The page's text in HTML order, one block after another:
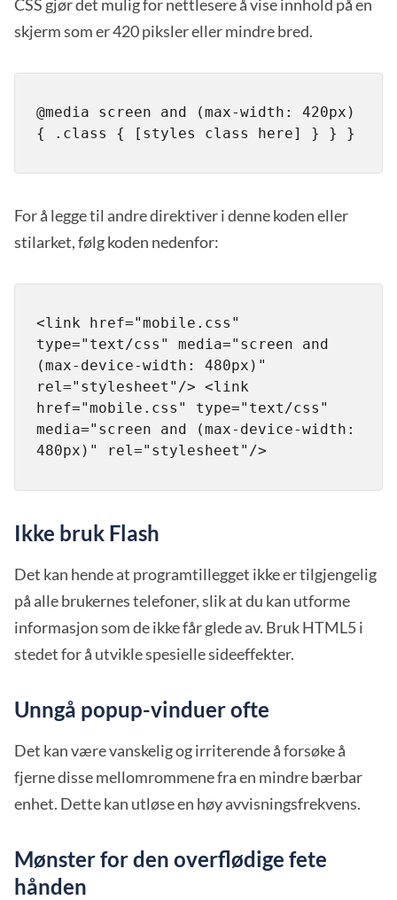
CSS gjør det mulig for nettlesere å vise innhold på en
skjerm som er 420 piksler eller mindre bred.
@media screen and (max-width: 420px)
{ .class { [styles class here] } } }
For å legge til andre direktiver i denne koden eller
stilarket, følg koden nedenfor:
<link href="mobile.css"
type="text/css" media="screen and
(max-device-width: 480px)"
rel="stylesheet"/> <link
href="mobile.css" type="text/css"
media="screen and (max-device-width:
480px)" rel="stylesheet"/>
Ikke bruk Flash
Det kan hende at programtillegget ikke er tilgjengelig
på alle brukernes telefoner, slik at du kan utforme
informasjon som de ikke får glede av. Bruk HTML5 i
stedet for å utvikle spesielle sideeffekter.
Unngå popup-vinduer ofte
Det kan være vanskelig og irriterende å forsøke å
fjerne disse mellomrommene fra en mindre bærbar
enhet. Dette kan utløse en høy avvisningsfrekvens.
Mønster for den overflødige fete
hånden